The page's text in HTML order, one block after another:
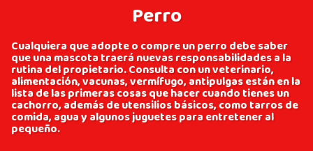
Perro
Cualquiera que adopte o compre un perro debe saber
que una mascota traerá nuevas responsabilidades a la
rutina del propietario. Consulta con un veterinario,
alimentación, vacunas, vermífugo, antipulgas están en la
lista de las primeras cosas que hacer cuando tienes un
cachorro, además de utensilios básicos, como tarros de
comida, agua y algunos juguetes para entretener al
pequeño.